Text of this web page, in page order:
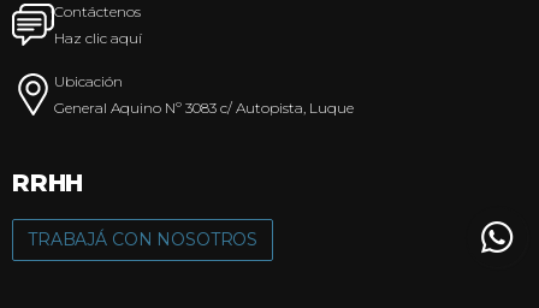
Contáctenos
Haz clic aquí
Ubicación
General Aquino Nº 3083 c/ Autopista, Luque
RRHH
TRABAJÁ CON NOSOTROS